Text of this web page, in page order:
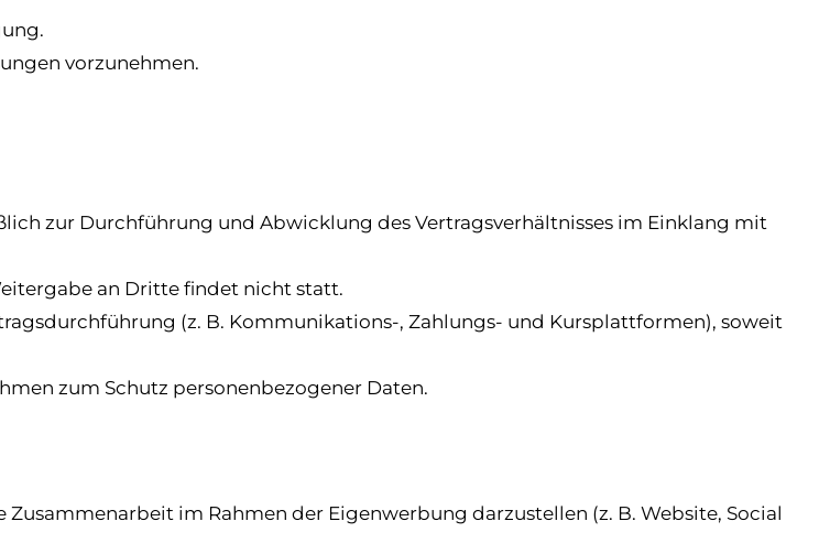
vorzunehmen.
zur Durchführung und Abwicklung des Vertragsverhältnisses im Einklang mit
an Dritte findet nicht statt.
(z. B. Kommunikations-, Zahlungs- und Kursplattformen), soweit
zum Schutz personenbezogener Daten.
Zusammenarbeit im Rahmen der Eigenwerbung darzustellen (z. B. Website, Social